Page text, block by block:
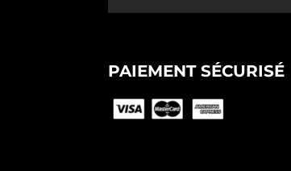
PAIEMENT SÉCURISÉ